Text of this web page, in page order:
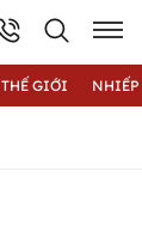
THẾ GIỚI